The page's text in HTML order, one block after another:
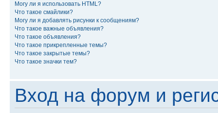
Могу ли я использовать HTML?
Что такое смайлики?
Могу ли я добавлять рисунки к сообщениям?
Что такое важные объявления?
Что такое объявления?
Что такое прикрепленные темы?
Что такое закрытые темы?
Что такое значки тем?
Вход на форум и